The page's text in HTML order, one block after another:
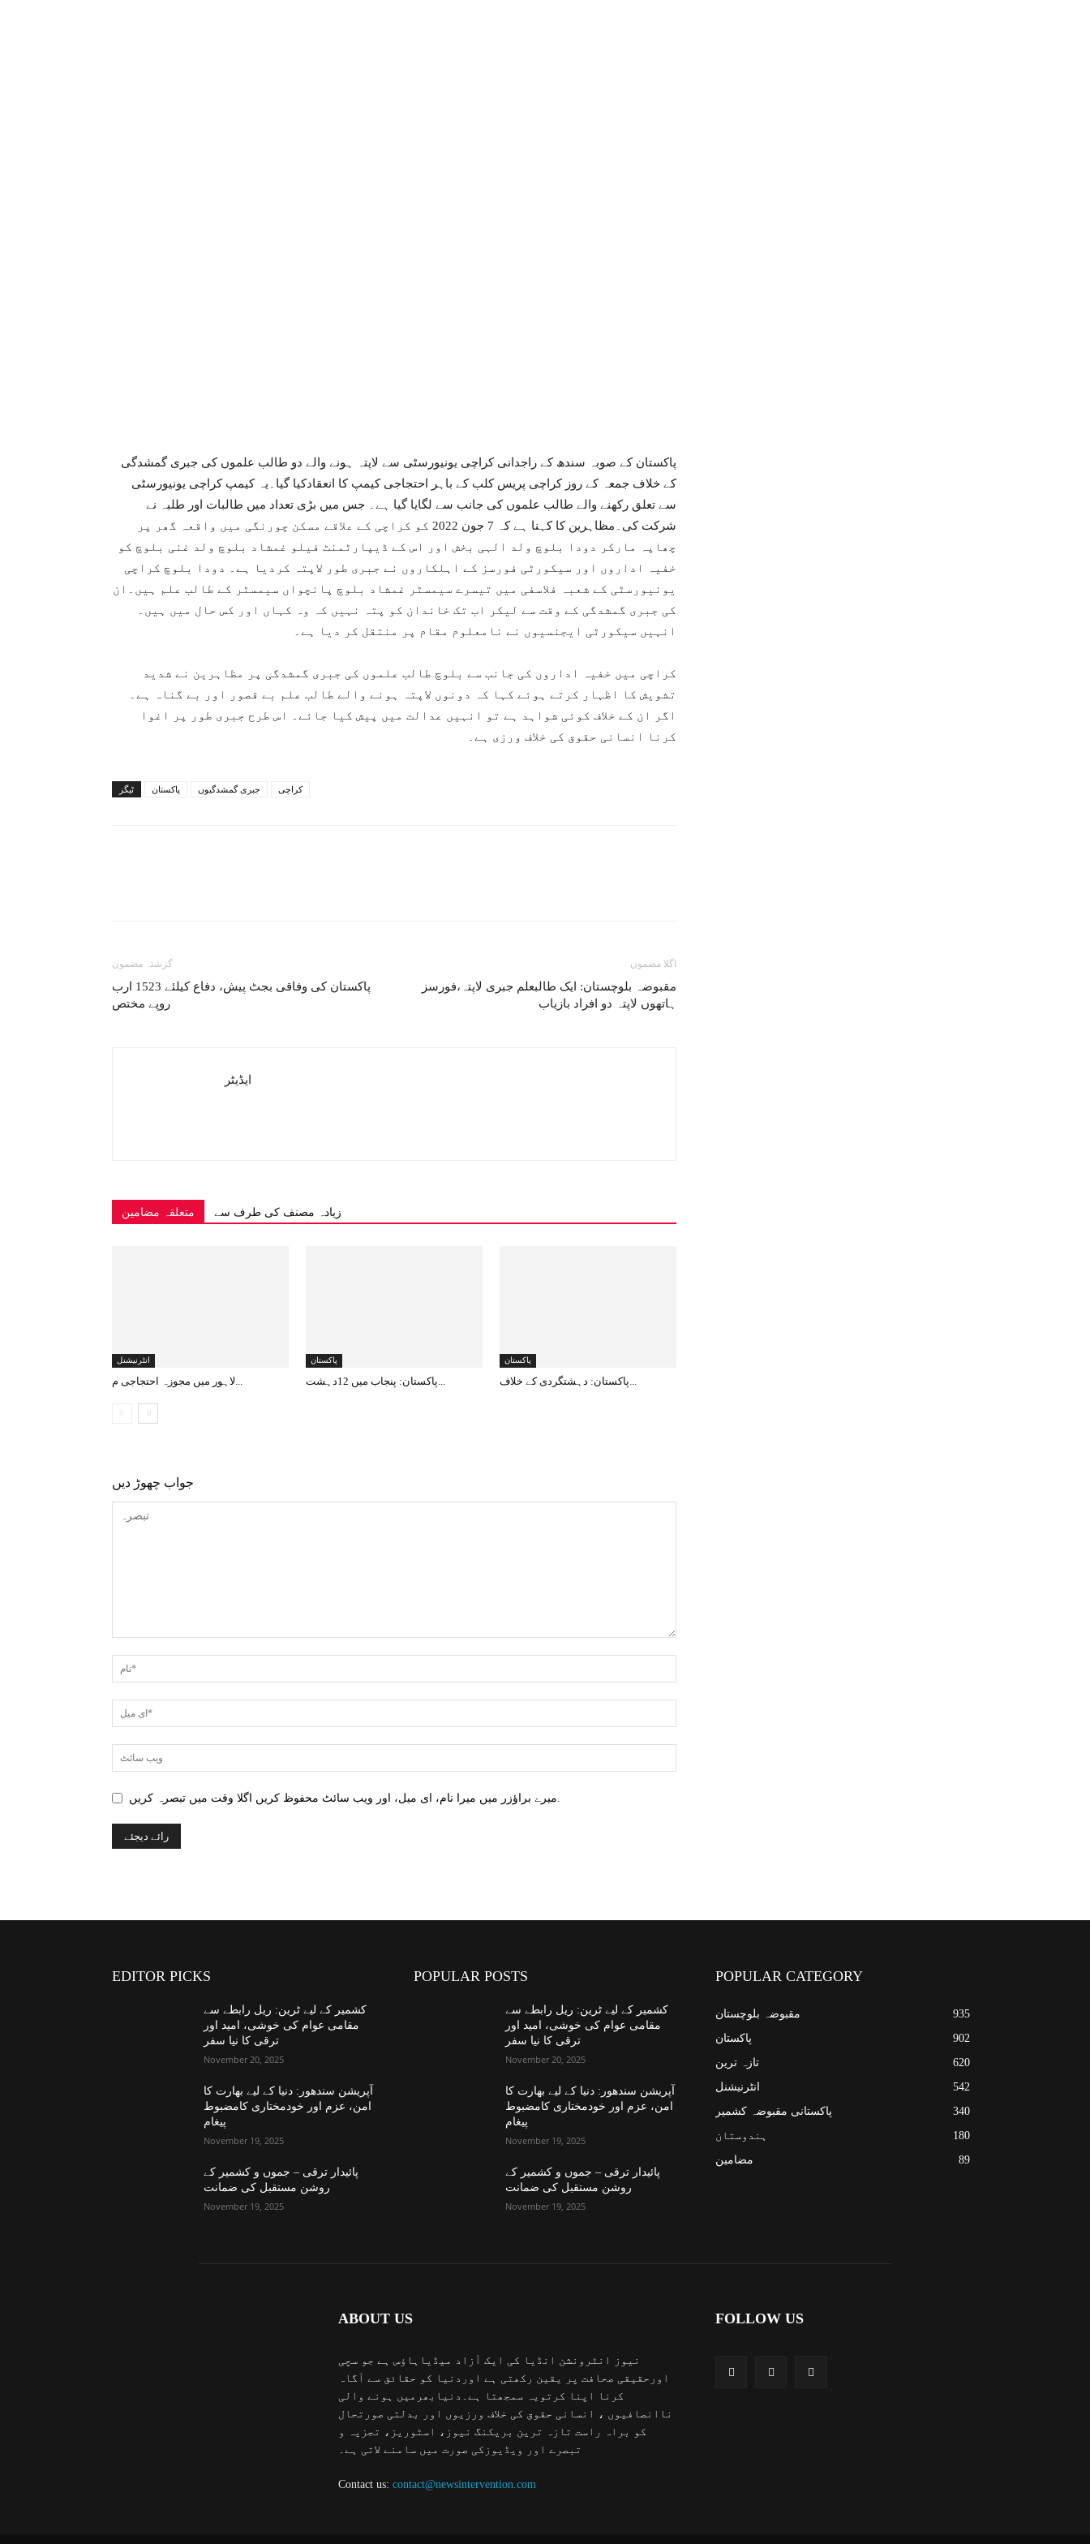
پاکستان کے صوبہ سندھ کے راجدانی کراچی یونیورسٹی سے لاپتہ ہونے والے دو طالب علموں کی جبری گمشدگی
کے خلاف جمعہ کے روز کراچی پریس کلب کے باہر احتجاجی کیمپ کا انعقادکیا گیا۔یہ کیمپ کراچی یونیورسٹی
سے تعلق رکھنے والے طالب علموں کی جانب سے لگایا گیا ہے۔ جس میں بڑی تعداد میں طالبات اور طلبہ نے
شرکت کی۔مظاہرین کا کہنا ہے کہ 7 جون 2022 کو کراچی کے علاقے مسکن چورنگی میں واقعہ گھر پر
چھاپہ مارکر دودا بلوچ ولد الہی بخش اور اس کے ڈیپارٹمنٹ فیلو غمشاد بلوچ ولد غنی بلوچ کو
خفیہ اداروں اور سیکورٹی فورسز کے اہلکاروں نے جبری طور لاپتہ کردیا ہے۔ دودا بلوچ کراچی
یونیورسٹی کے شعبہ فلاسفی میں تیسرے سیمسٹر غمشاد بلوچ پانچواں سیمسٹر کے طالب علم ہیں۔ان
کی جبری گمشدگی کے وقت سے لیکر اب تک خاندان کو پتہ نہیں کہ وہ کہاں اور کس حال میں ہیں۔
انہیں سیکورٹی ایجنسیوں نے نامعلوم مقام پر منتقل کر دیا ہے۔
کراچی میں خفیہ اداروں کی جانب سے بلوچ طالب علموں کی جبری گمشدگی پر مظاہرین نے شدید
تشویش کا اظہار کرتے ہوئے کہا کہ دونوں لاپتہ ہونے والے طالب علم بے قصور اور بے گناہ ہے۔
اگر ان کے خلاف کوئی شواہد ہے تو انہیں عدالت میں پیش کیا جائے۔ اس طرح جبری طور پر اغوا
کرنا انسانی حقوق کی خلاف ورزی ہے۔
ٹیگز پاکستان جبری گمشدگیوں کراچی
گزشتہ مضمون
پاکستان کی وفاقی بجٹ پیش، دفاع کیلئے 1523 ارب
روپے مختص
اگلا مضمون
مقبوضہ بلوچستان: ایک طالبعلم جبری لاپتہ،فورسز
ہاتھوں لاپتہ دو افراد بازیاب
ایڈیٹر
متعلقہ مضامین زیادہ مصنف کی طرف سے
انٹرنیشنل
لاہور میں مجوزہ احتجاجی م...
پاکستان
پاکستان: پنجاب میں 12دہشت...
پاکستان
پاکستان: دہشتگردی کے خلاف...
جواب چھوڑ دیں
میرے براؤزر میں میرا نام، ای میل، اور ویب سائٹ محفوظ کریں اگلا وقت میں تبصرہ کریں.
EDITOR PICKS
کشمیر کے لیے ٹرین: ریل رابطے سے
مقامی عوام کی خوشی، امید اور
ترقی کا نیا سفر
November 20, 2025
آپریشن سندھور: دنیا کے لیے بھارت کا
امن، عزم اور خودمختاری کامضبوط
پیغام
November 19, 2025
پائیدار ترقی – جموں و کشمیر کے
روشن مستقبل کی ضمانت
November 19, 2025
POPULAR POSTS
کشمیر کے لیے ٹرین: ریل رابطے سے
مقامی عوام کی خوشی، امید اور
ترقی کا نیا سفر
November 20, 2025
آپریشن سندھور: دنیا کے لیے بھارت کا
امن، عزم اور خودمختاری کامضبوط
پیغام
November 19, 2025
پائیدار ترقی – جموں و کشمیر کے
روشن مستقبل کی ضمانت
November 19, 2025
POPULAR CATEGORY
مقبوضہ بلوچستان
935
پاکستان
902
تازہ ترین
620
انٹرنیشنل
542
پاکستانی مقبوضہ کشمیر
340
ہندوستان
180
مضامین
89
ABOUT US
نیوز انٹرونشن انڈیا کی ایک آزاد میڈیاہاؤس ہے جو سچی
اورحقیقی صحافت پر یقین رکھتی ہے اوردنیا کو حقائق سے آگاہ
کرنا اپنا کرتویہ سمجھتا ہے۔دنیابھرمیں ہونے والی
ناانصافیوں ، انسانی حقوق کی خلاف ورزیوں اور بدلتی صورتحال
کو براہ راست تازہ ترین بریکنگ نیوز، اسٹوریز، تجزیہ و
تبصرے اور ویڈیوزکی صورت میں سامنے لاتی ہے۔
Contact us: contact@newsintervention.com
FOLLOW US